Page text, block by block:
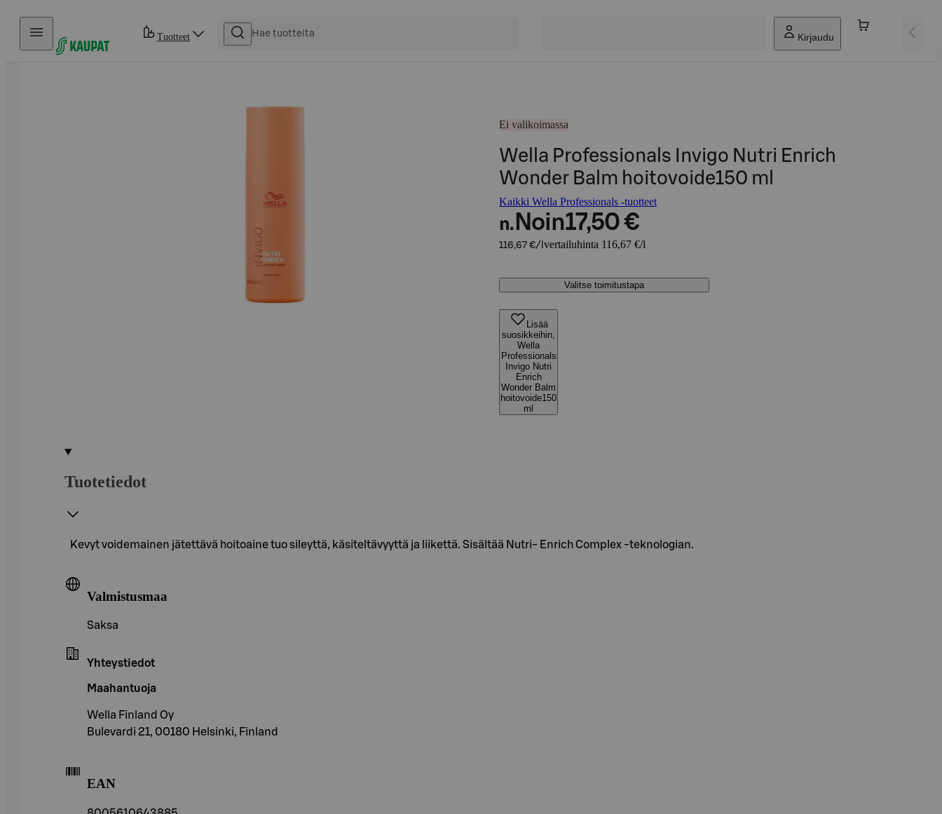
Hyppää sisältöön
Tuotteet Kirjaudu
Ei valikoimassa
Wella Professionals Invigo Nutri Enrich
Wonder Balm hoitovoide150 ml
Kaikki Wella Professionals -tuotteet
n. Noin17,50 €
116,67 €/l vertailuhinta 116,67 €/l
Valitse toimitustapa
Lisää
suosikkeihin,
Wella
Professionals
Invigo Nutri
Enrich
Wonder Balm
hoitovoide150
ml
Tuotetiedot
Kevyt voidemainen jätettävä hoitoaine tuo sileyttä, käsiteltävyyttä ja liikettä. Sisältää Nutri- Enrich Complex -teknologian.
Valmistusmaa
Saksa
Yhteystiedot
Maahantuoja
Wella Finland Oy
Bulevardi 21, 00180 Helsinki, Finland
EAN